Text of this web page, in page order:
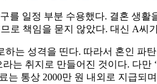
를 일정 부분 수용했다. 결혼 생
로 책임을 묻지 않았다. 대신 A
는 성격을 띤다. 따라서 혼인 파
는 취지로 만들어진 것이다. 다
는 통상 2000만 원 내외로 지급